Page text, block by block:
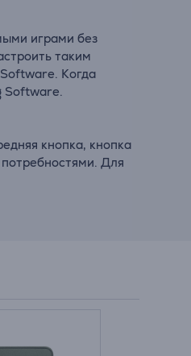
играми без
таким
Когда
Software.
кнопка, кнопка
Для